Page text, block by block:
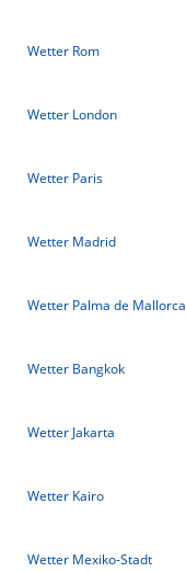
Wetter Rom
Wetter London
Wetter Paris
Wetter Madrid
Wetter Palma de Mallorca
Wetter Bangkok
Wetter Jakarta
Wetter Kairo
Wetter Mexiko-Stadt